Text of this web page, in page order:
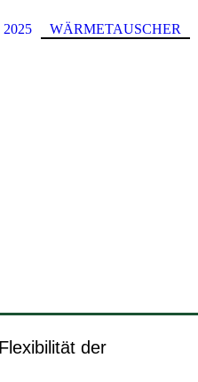
WÄRMETAUSCHER
der